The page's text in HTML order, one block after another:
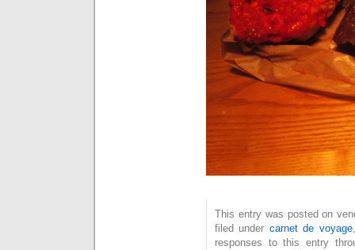
This entry was posted on
filed under carnet de voyage
responses to this entry